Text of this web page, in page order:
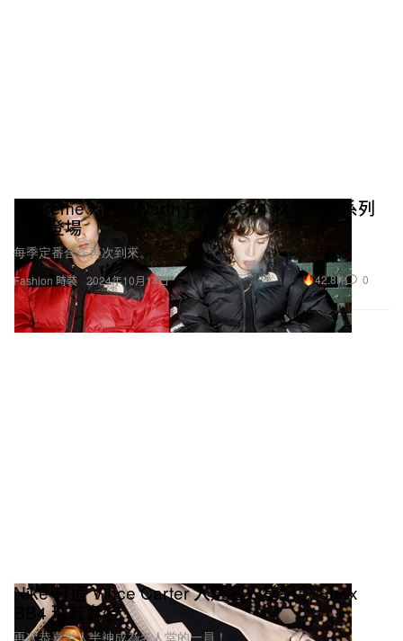
Fashion 時裝
Supreme x The North Face 2024 秋冬聯名系列
正式登場
每季定番合作再次到來。
2024年10月14日 42.8K 0
Nike 打造 Vince Carter 入選名人堂紀念 Shox
BB4 球鞋套裝
再次恭喜半人半神成為名人堂的一員！